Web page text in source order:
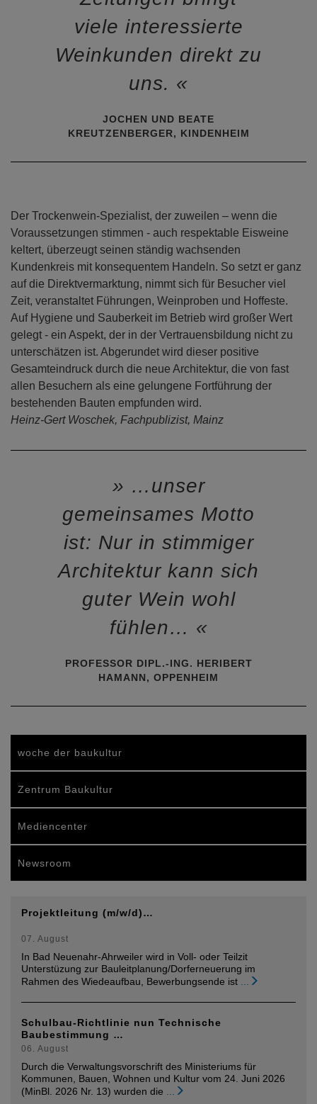
viele interessierte
Weinkunden direkt zu
uns.
JOCHEN UND BEATE
KREUTZENBERGER, KINDENHEIM
Der Trockenwein-Spezialist, der zuweilen – wenn die
Voraussetzungen stimmen - auch respektable Eisweine
keltert, überzeugt seinen ständig wachsenden
Kundenkreis mit konsequentem Handeln. So setzt er ganz
auf die Direktvermarktung, nimmt sich für Besucher viel
Zeit, veranstaltet Führungen, Weinproben und Hoffeste.
Auf Hygiene und Sauberkeit im Betrieb wird großer Wert
gelegt - ein Aspekt, der in der Vertrauensbildung nicht zu
unterschätzen ist. Abgerundet wird dieser positive
Gesamteindruck durch die neue Architektur, die von fast
allen Besuchern als eine gelungene Fortführung der
bestehenden Bauten empfunden wird.
Heinz-Gert Woschek, Fachpublizist, Mainz
…unser
gemeinsames Motto
ist: Nur in stimmiger
Architektur kann sich
guter Wein wohl
fühlen…
PROFESSOR DIPL.-ING. HERIBERT
HAMANN, OPPENHEIM
woche der baukultur
Zentrum Baukultur
Mediencenter
Newsroom
Projektleitung (m/w/d)…
07. August
In Bad Neuenahr-Ahrweiler wird in Voll- oder Teilzit
Unterstüzung zur Bauleitplanung/Dorferneuerung im
Rahmen des Wiedeaufbau, Bewerbungsende ist
Schulbau-Richtlinie nun Technische
Baubestimmung …
06. August
Durch die Verwaltungsvorschrift des Ministeriums für
Kommunen, Bauen, Wohnen und Kultur vom 24. Juni 2026
(MinBl. 2026 Nr. 13) wurden die